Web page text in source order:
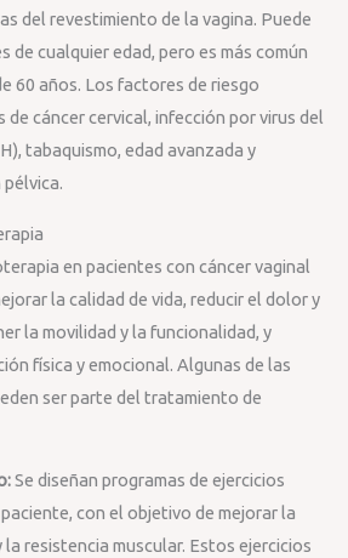
del revestimiento de la vagina. Puede
de cualquier edad, pero es más común
60 años. Los factores de riesgo
cáncer cervical, infección por virus del
tabaquismo, edad avanzada y
en pacientes con cáncer vaginal
la calidad de vida, reducir el dolor y
la movilidad y la funcionalidad, y
física y emocional. Algunas de las
ser parte del tratamiento de
Se diseñan programas de ejercicios
con el objetivo de mejorar la
resistencia muscular. Estos ejercicios